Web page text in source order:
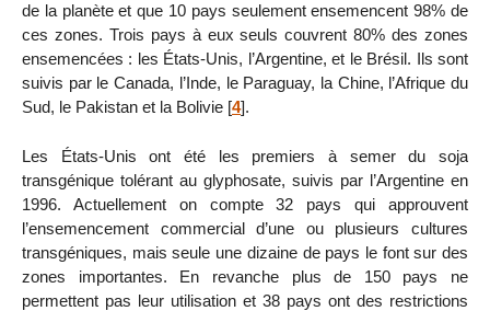
de la planète et que 10 pays seulement ensemencent 98% de
ces zones. Trois pays à eux seuls couvrent 80% des zones
ensemencées : les États-Unis, l’Argentine, et le Brésil. Ils sont
suivis par le Canada, l’Inde, le Paraguay, la Chine, l’Afrique du
Sud, le Pakistan et la Bolivie [4].
Les États-Unis ont été les premiers à semer du soja
transgénique tolérant au glyphosate, suivis par l’Argentine en
1996. Actuellement on compte 32 pays qui approuvent
l’ensemencement commercial d’une ou plusieurs cultures
transgéniques, mais seule une dizaine de pays le font sur des
zones importantes. En revanche plus de 150 pays ne
permettent pas leur utilisation et 38 pays ont des restrictions